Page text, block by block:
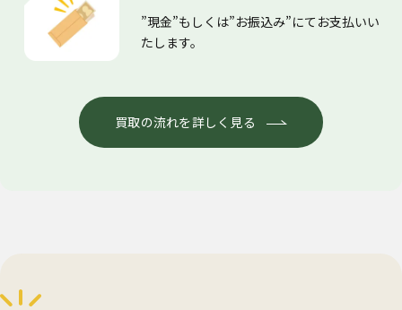
”現金”もしくは”お振込み”にてお支払いい
たします。
買取の流れを詳しく見る